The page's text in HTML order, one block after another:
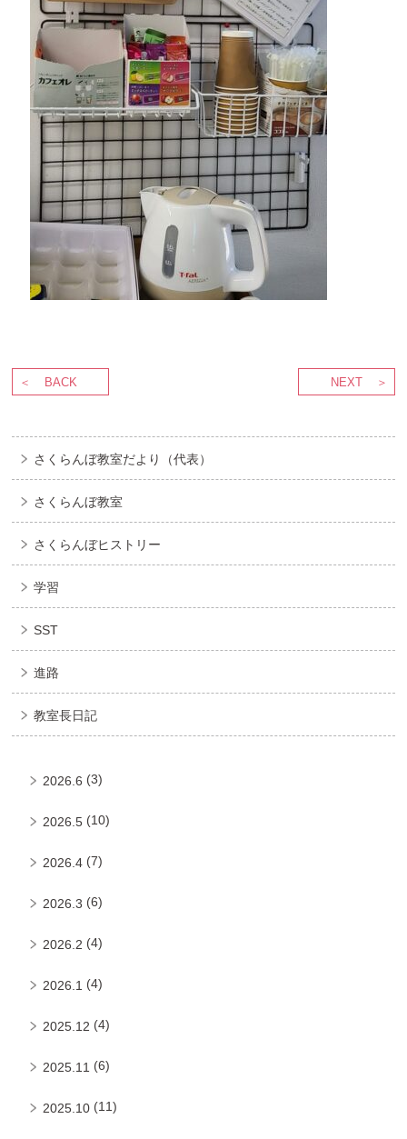
BACK NEXT
さくらんぼ教室だより（代表）
さくらんぼ教室
さくらんぼヒストリー
学習
SST
進路
教室長日記
2026.6 (3)
2026.5 (10)
2026.4 (7)
2026.3 (6)
2026.2 (4)
2026.1 (4)
2025.12 (4)
2025.11 (6)
2025.10 (11)